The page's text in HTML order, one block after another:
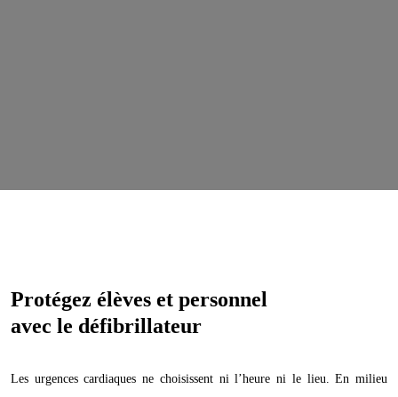
Protégez élèves et personnel
avec le défibrillateur
Les urgences cardiaques ne choisissent ni l’heure ni le lieu. En milieu